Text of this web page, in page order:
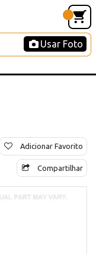
Usar Foto
Adicionar Favorito
Compartilhar